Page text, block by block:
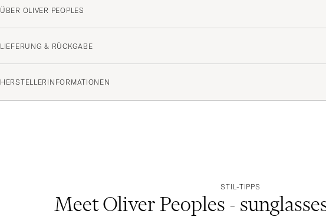
5
ÜBER OLIVER PEOPLES
LIEFERUNG & RÜCKGABE
HERSTELLERINFORMATIONEN
STIL-TIPPS
Meet Oliver Peoples -